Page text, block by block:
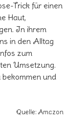
Trick für einen
Haut,
In ihrem
in den Alltag
zum
Umsetzung.
und
Quelle: Amazon